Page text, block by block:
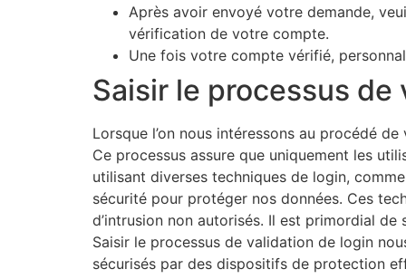
Après avoir envoyé votre demande,
vérification de votre compte.
Une fois votre compte vérifié,
Saisir le processus
Lorsque l’on nous intéressons au procédé
Ce processus assure que uniquement les
utilisant diverses techniques de login,
sécurité pour protéger nos données. Ces
d’intrusion non autorisés. Il est primordial
Saisir le processus de validation de login
sécurisés par des dispositifs de protection